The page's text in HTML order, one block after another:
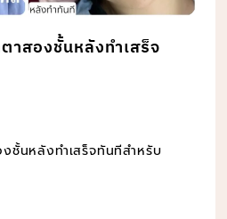
าสองชั้นหลังทำเสร็จ
ชั้นหลังทำเสร็จทันทีสำหรับ